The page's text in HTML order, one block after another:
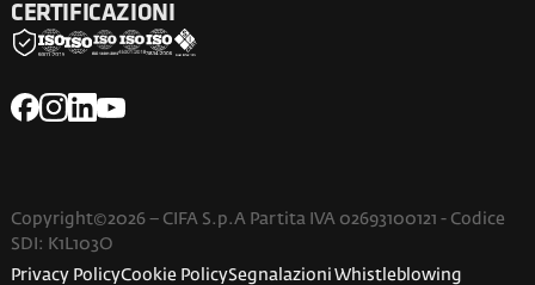
CERTIFICAZIONI
Copyright©2026 – CIFA S.p.A Partita IVA 02693100121 - Codice
SDI: K1L103O
Privacy PolicyCookie PolicySegnalazioni Whistleblowing